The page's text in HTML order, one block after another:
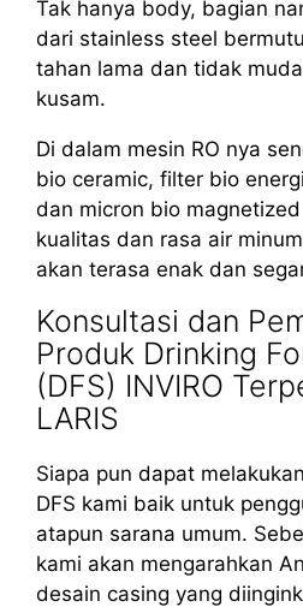
Tak hanya body, bagian
dari stainless steel
tahan lama dan tidak
kusam.
Di dalam mesin RO nya
bio ceramic, filter bio
dan micron bio
kualitas dan rasa air
akan terasa enak dan
Konsultasi dan
Produk Drinking
(DFS) INVIRO
LARIS
Siapa pun dapat
DFS kami baik untuk
atapun sarana umum.
kami akan mengarahkan
desain casing yang